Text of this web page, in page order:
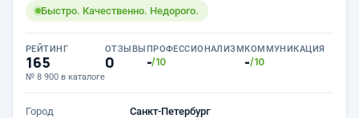
Быстро. Качественно. Недорого.
РЕЙТИНГ
165
№ 8 900 в каталоге
ОТЗЫВЫ
0
ПРОФЕССИОНАЛИЗМ
-/10
КОММУНИКАЦИЯ
-/10
Город
Санкт-Петербург